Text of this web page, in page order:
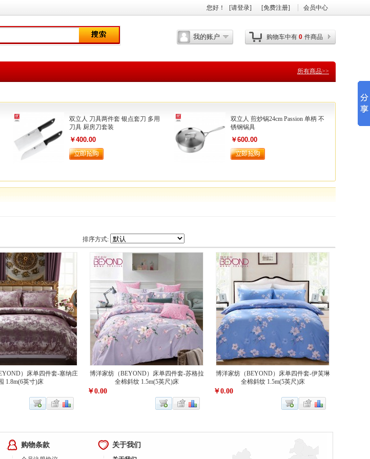
所有商品>>
购物车中有 0 件商品
会员中心
您好 ！ [请登录] [免费注册]
我的账户
双立人 刀具两件套 银点套刀 多用
刀具 厨房刀套装
￥400.00
双立人 煎炒锅24cm Passion 单柄 不
锈钢锅具
￥600.00
排序方式:
）床单四件套-塞纳庄
1.8m(6英寸)床
博洋家纺（BEYOND）床单四件套-苏格拉
全棉斜纹 1.5m(5英尺)床
￥0.00
博洋家纺（BEYOND）床单四件套-伊芙琳
全棉斜纹 1.5m(5英尺)床
￥0.00
购物条款 关于我们